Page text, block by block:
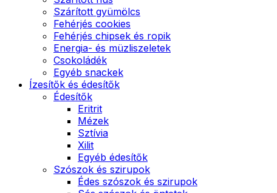
Szárított gyümölcs
Fehérjés cookies
Fehérjés chipsek és ropik
Energia- és müzliszeletek
Csokoládék
Egyéb snackek
Ízesítők és édesítők
Édesítők
Eritrit
Mézek
Sztívia
Xilit
Egyéb édesítők
Szószok és szirupok
Édes szószok és szirupok